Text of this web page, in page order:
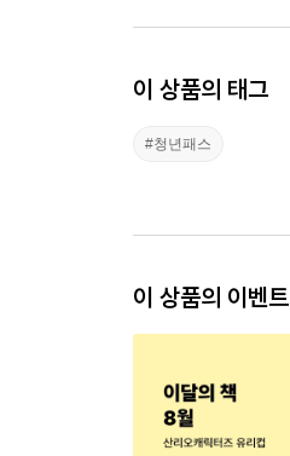
이 상품의 태그
#청년패스
이 상품의 이벤트